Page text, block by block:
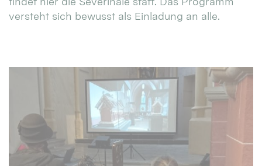
versteht sich bewusst als Einladung an alle.